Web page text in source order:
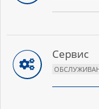
Сервис